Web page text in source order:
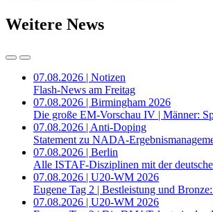
Weitere News
07.08.2026 | Notizen
Flash-News am Freitag
07.08.2026 | Birmingham 2026
Die große EM-Vorschau IV | Männer:
07.08.2026 | Anti-Doping
Statement zu NADA-
07.08.2026 | Berlin
Alle ISTAF-Disziplinen mit der
07.08.2026 | U20-WM 2026
Eugene Tag 2 | Bestleistung und
07.08.2026 | U20-WM 2026